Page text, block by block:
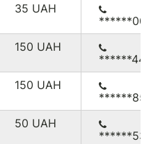
35 UAH
150 UAH
150 UAH
50 UAH